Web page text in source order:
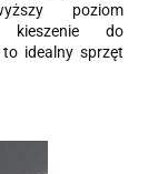
poziom
kieszenie do
to idealny sprzęt